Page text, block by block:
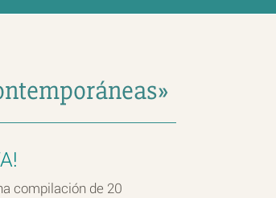
compilación de 20